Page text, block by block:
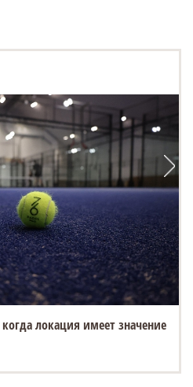
когда локация имеет значение